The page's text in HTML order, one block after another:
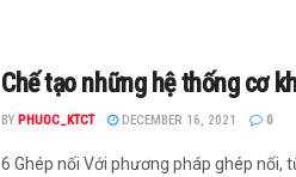
Chế tạo những hệ thống cơ
BY PHUOC_KTCT DECEMBER 16, 2021 0
6 Ghép nối Với phương pháp ghép nối,